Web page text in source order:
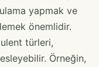
yapmak ve
önemlidir.
türleri,
Örneğin,